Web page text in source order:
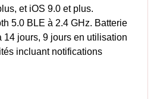
et iOS 9.0 et plus.
5.0 BLE à 2.4 GHz. Batterie
14 jours, 9 jours en utilisation
incluant notifications